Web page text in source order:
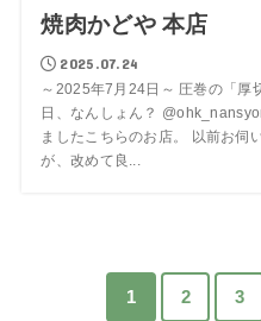
焼肉かどや 本店
2025.07.24
～2025年7月24日～ 圧巻の「厚
日、なんしょん？
ましたこちらのお店。 以前お伺
が、改めて良...
1 2 3